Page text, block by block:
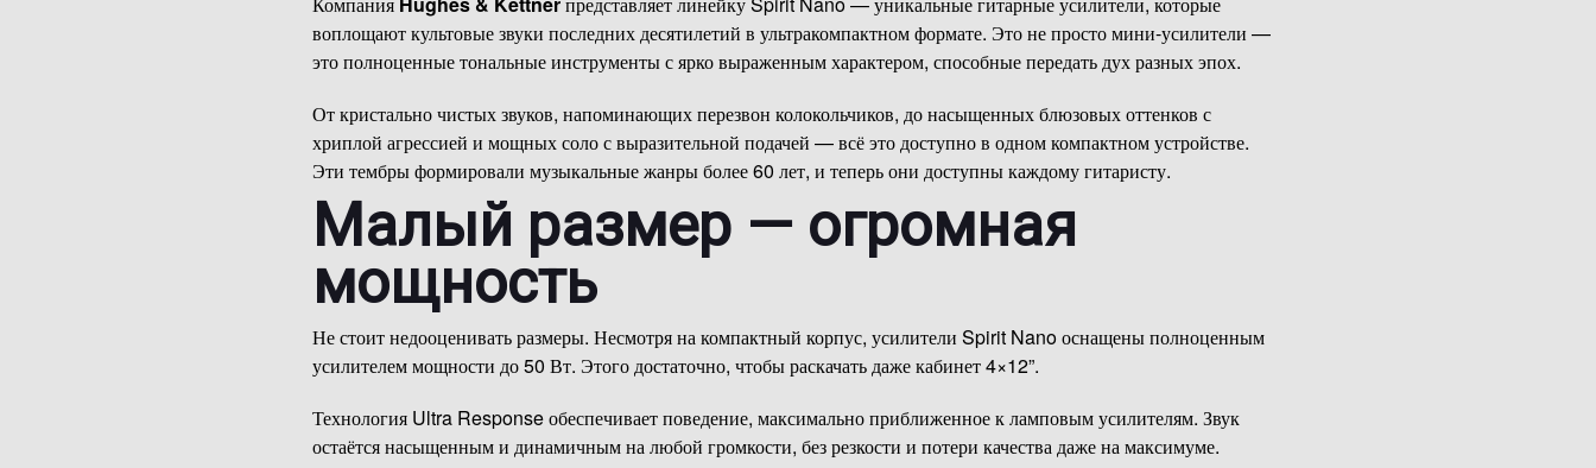
воплощают культовые звуки последних десятилетий в ультракомпактном формате. Это не просто мини-усилители —
это полноценные тональные инструменты с ярко выраженным характером, способные передать дух разных эпох.
От кристально чистых звуков, напоминающих перезвон колокольчиков, до насыщенных блюзовых оттенков с
хриплой агрессией и мощных соло с выразительной подачей — всё это доступно в одном компактном устройстве.
Эти тембры формировали музыкальные жанры более 60 лет, и теперь они доступны каждому гитаристу.
Малый размер — огромная
мощность
Не стоит недооценивать размеры. Несмотря на компактный корпус, усилители Spirit Nano оснащены полноценным
усилителем мощности до 50 Вт. Этого достаточно, чтобы раскачать даже кабинет 4×12”.
Технология Ultra Response обеспечивает поведение, максимально приближенное к ламповым усилителям. Звук
остаётся насыщенным и динамичным на любой громкости, без резкости и потери качества даже на максимуме.